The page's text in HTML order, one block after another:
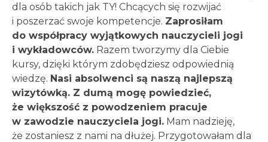
dla osób takich jak TY! Chcących się rozwijać
i poszerzać swoje kompetencje. Zaprosiłam
do współpracy wyjątkowych nauczycieli jogi
i wykładowców. Razem tworzymy dla Ciebie
kursy, dzięki którym zdobędziesz odpowiednią
wiedzę. Nasi absolwenci są naszą najlepszą
wizytówką. Z dumą mogę powiedzieć,
że większość z powodzeniem pracuje
w zawodzie nauczyciela jogi. Mam nadzieję,
że zostaniesz z nami na dłużej. Przygotowałam dla